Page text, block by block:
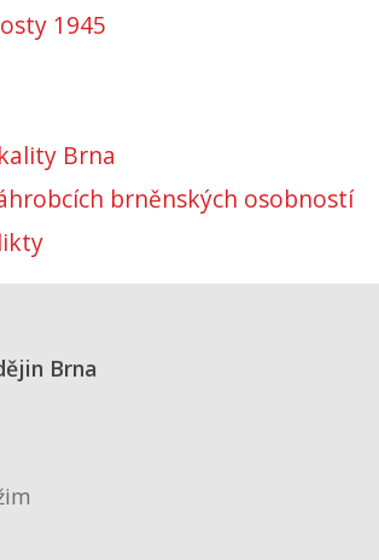
1945
Brna
brněnských osobností
Brna